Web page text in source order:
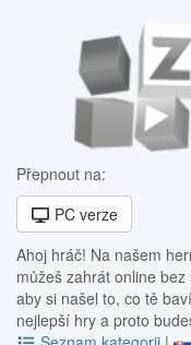
Přepnout na:
PC verze
Ahoj hráč! Na našem
můžeš zahrát online
aby si našel to, co tě
nejlepší hry a proto